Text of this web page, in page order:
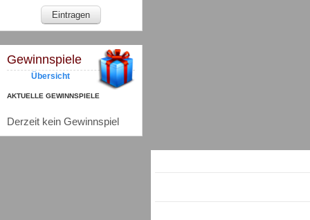
Gewinnspiele
Übersicht
AKTUELLE GEWINNSPIELE
Derzeit kein Gewinnspiel